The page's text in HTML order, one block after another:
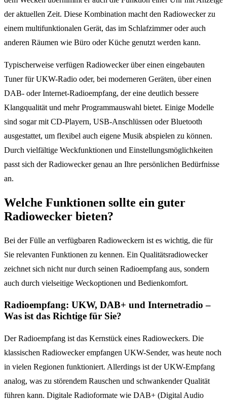
der aktuellen Zeit. Diese Kombination macht den Radiowecker zu
einem multifunktionalen Gerät, das im Schlafzimmer oder auch
anderen Räumen wie Büro oder Küche genutzt werden kann.
Typischerweise verfügen Radiowecker über einen eingebauten
Tuner für UKW-Radio oder, bei moderneren Geräten, über einen
DAB- oder Internet-Radioempfang, der eine deutlich bessere
Klangqualität und mehr Programmauswahl bietet. Einige Modelle
sind sogar mit CD-Playern, USB-Anschlüssen oder Bluetooth
ausgestattet, um flexibel auch eigene Musik abspielen zu können.
Durch vielfältige Weckfunktionen und Einstellungsmöglichkeiten
passt sich der Radiowecker genau an Ihre persönlichen Bedürfnisse
an.
Welche Funktionen sollte ein guter
Radiowecker bieten?
Bei der Fülle an verfügbaren Radioweckern ist es wichtig, die für
Sie relevanten Funktionen zu kennen. Ein Qualitätsradiowecker
zeichnet sich nicht nur durch seinen Radioempfang aus, sondern
auch durch vielseitige Weckoptionen und Bedienkomfort.
Radioempfang: UKW, DAB+ und Internetradio –
Was ist das Richtige für Sie?
Der Radioempfang ist das Kernstück eines Radioweckers. Die
klassischen Radiowecker empfangen UKW-Sender, was heute noch
in vielen Regionen funktioniert. Allerdings ist der UKW-Empfang
analog, was zu störendem Rauschen und schwankender Qualität
führen kann. Digitale Radioformate wie DAB+ (Digital Audio